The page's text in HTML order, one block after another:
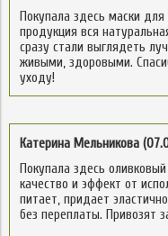
Покупала здесь маски
продукция вся
сразу стали выглядеть
живыми, здоровыми.
уходу!
Катерина Мельникова
Покупала здесь
качество и эффект от
питает, придает
без переплаты. Привозят